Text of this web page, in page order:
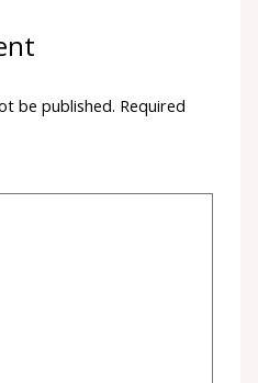
be published. Required